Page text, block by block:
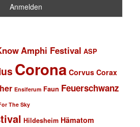
Amphi Festival ASP
Corona Corvus Corax
Ensiferum Faun Feuerschwanz
The Sky
Hildesheim Hämatom